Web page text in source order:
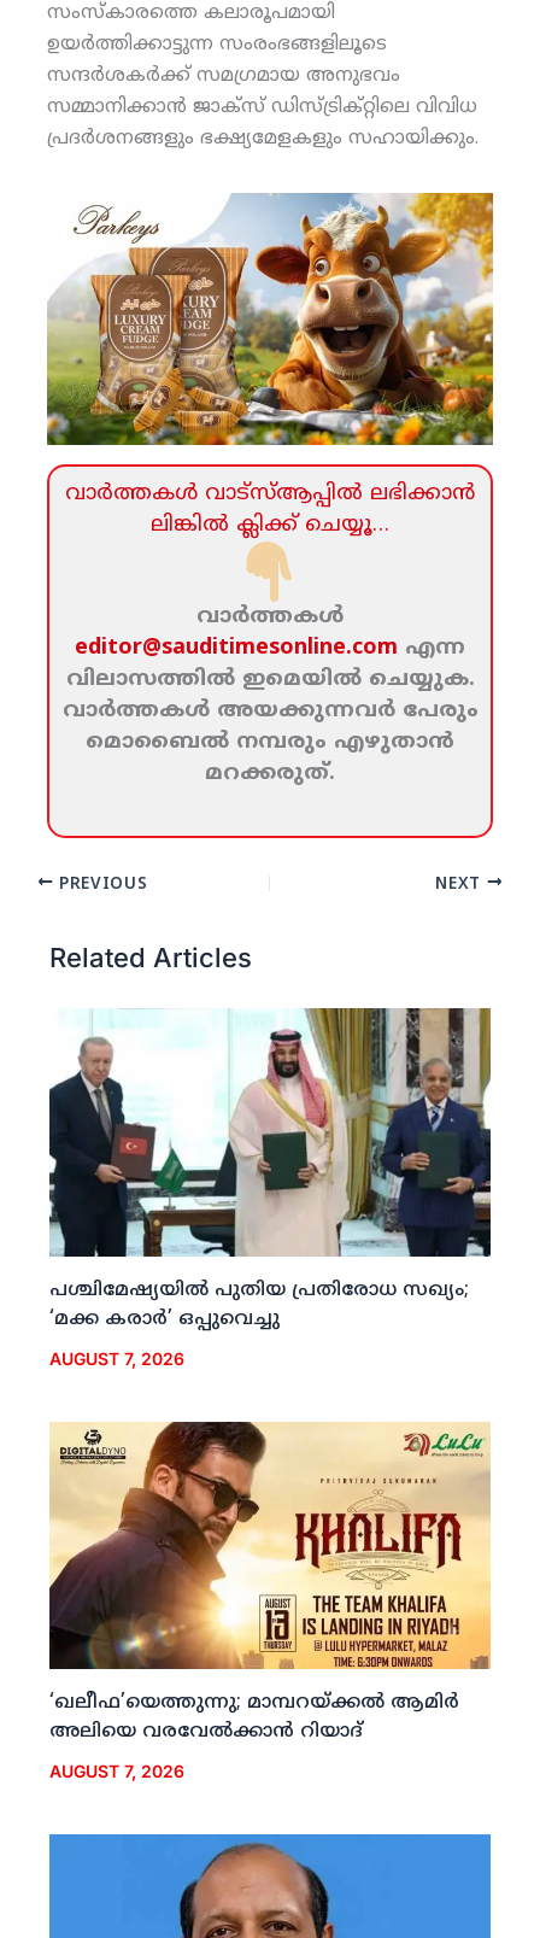
സംസ്‌കാരത്തെ കലാരൂപമായി
ഉയര്‍ത്തിക്കാട്ടുന്ന സംരംഭങ്ങളിലൂടെ
സന്ദര്‍ശകര്‍ക്ക് സമഗ്രമായ അനുഭവം
സമ്മാനിക്കാന്‍ ജാക്‌സ് ഡിസ്ട്രിക്റ്റിലെ വിവിധ
പ്രദര്‍ശനങ്ങളും ഭക്ഷ്യമേളകളും സഹായിക്കും.
വാര്‍ത്തകള്‍ വാട്‌സ്‌ആപ്പില്‍ ലഭിക്കാന്‍
ലിങ്കില്‍ ക്ലിക്ക്‌ ചെയ്യൂ…
വാര്‍ത്തകള്‍
editor@sauditimesonline.com എന്ന
വിലാസത്തില്‍ ഇമെയില്‍ ചെയ്യുക.
വാര്‍ത്തകള്‍ അയക്കുന്നവര്‍ പേരും
മൊബൈല്‍ നമ്പരും എഴുതാന്‍
മറക്കരുത്‌.
PREVIOUS NEXT
Related Articles
പശ്ചിമേഷ്യയില്‍ പുതിയ പ്രതിരോധ സഖ്യം;
‘മക്ക കരാര്‍’ ഒപ്പുവെച്ചു
AUGUST 7, 2026
‘ഖലീഫ’യെത്തുന്നു; മാമ്പറയ്ക്കല്‍ ആമിര്‍
അലിയെ വരവേല്‍ക്കാന്‍ റിയാദ്
AUGUST 7, 2026